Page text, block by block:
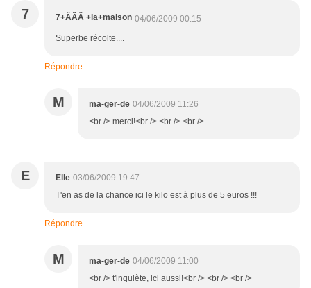
7 7+ÂÃÂ +la+maison 04/06/2009 00:15
Superbe récolte....
Répondre
M ma-ger-de 04/06/2009 11:26
<br /> merci!<br /> <br /> <br />
E Elle 03/06/2009 19:47
T'en as de la chance ici le kilo est à plus de 5 euros !!!
Répondre
M ma-ger-de 04/06/2009 11:00
<br /> t'inquiète, ici aussi!<br /> <br /> <br />